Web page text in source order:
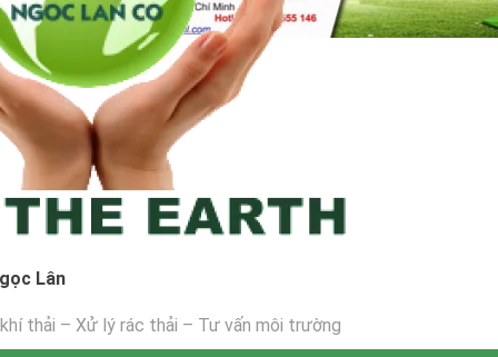
Lân
thải – Xử lý rác thải – Tư vấn môi trường